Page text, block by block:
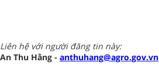
Liên hệ với người đăng tin này:
An Thu Hằng - anthuhang@agro.gov.vn